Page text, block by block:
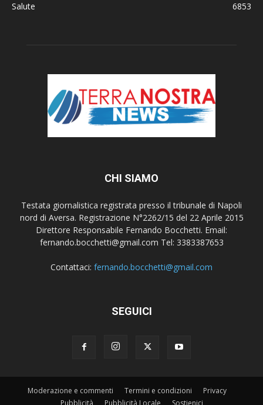
Salute
6853
CHI SIAMO
Testata giornalistica registrata presso il tribunale di Napoli
nord di Aversa. Registrazione N°2262/15 del 22 Aprile 2015
Direttore Responsabile Fernando Bocchetti. Email:
fernando.bocchetti@gmail.com Tel: 3383387653
Contattaci: fernando.bocchetti@gmail.com
SEGUICI
Moderazione e commenti Termini e condizioni
Privacy
Pubblicità
Pubblicità Locale Sostienici